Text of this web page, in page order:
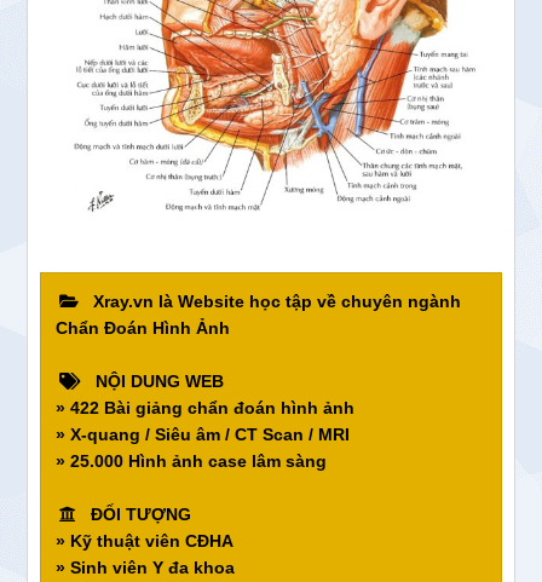
Xray.vn là Website học tập về chuyên ngành
Chẩn Đoán Hình Ảnh
NỘI DUNG WEB
» 422 Bài giảng chẩn đoán hình ảnh
» X-quang / Siêu âm / CT Scan / MRI
» 25.000 Hình ảnh case lâm sàng
ĐỐI TƯỢNG
» Kỹ thuật viên CĐHA
» Sinh viên Y đa khoa